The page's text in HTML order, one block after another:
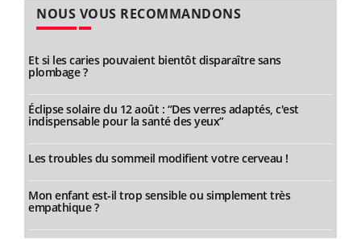
NOUS VOUS RECOMMANDONS
Et si les caries pouvaient bientôt disparaître sans
plombage ?
Éclipse solaire du 12 août : “Des verres adaptés, c'est
indispensable pour la santé des yeux”
Les troubles du sommeil modifient votre cerveau !
Mon enfant est-il trop sensible ou simplement très
empathique ?